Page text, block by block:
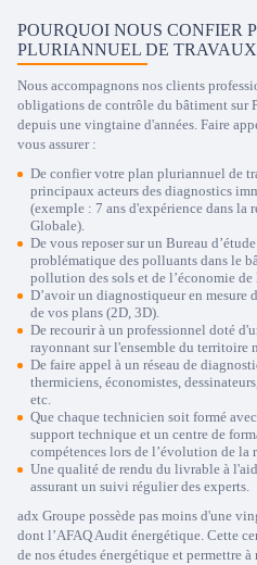
POURQUOI NOUS CONFIER
PLURIANNUEL DE
Nous accompagnons nos clients
obligations de contrôle du bâtiment sur
depuis une vingtaine d'années. Faire
vous assurer :
De confier votre plan pluriannuel de
principaux acteurs des diagnostics
(exemple : 7 ans d'expérience dans
Globale).
De vous reposer sur un Bureau
problématique des polluants dans le
pollution des sols et de l’économie
D’avoir un diagnostiqueur en mesure
de vos plans (2D, 3D).
De recourir à un professionnel doté
rayonnant sur l'ensemble du territoire
De faire appel à un réseau de
thermiciens, économistes,
etc.
Que chaque technicien soit formé
support technique et un centre de
compétences lors de l’évolution de la
Une qualité de rendu du livrable à
assurant un suivi régulier des experts.
adx Groupe possède pas moins d'une
dont l’AFAQ Audit énergétique. Cette
de nos études énergétique et permettre